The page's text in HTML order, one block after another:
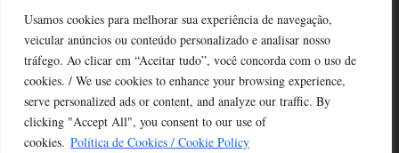
Usamos cookies para melhorar sua experiência de navegação,
veicular anúncios ou conteúdo personalizado e analisar nosso
tráfego. Ao clicar em “Aceitar tudo”, você concorda com o uso de
cookies. / We use cookies to enhance your browsing experience,
serve personalized ads or content, and analyze our traffic. By
clicking "Accept All", you consent to our use of
cookies. Política de Cookies / Cookie Policy
Copyright © Alô Tatuapé 2013 / 2026
Desenvolvido por ALOSP MKT DIGITAL